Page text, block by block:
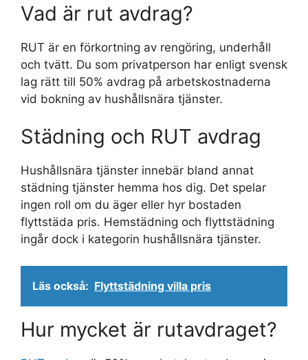
Vad är rut avdrag?
RUT är en förkortning av rengöring, underhåll
och tvätt. Du som privatperson har enligt svensk
lag rätt till 50% avdrag på arbetskostnaderna
vid bokning av hushållsnära tjänster.
Städning och RUT avdrag
Hushållsnära tjänster innebär bland annat
städning tjänster hemma hos dig. Det spelar
ingen roll om du äger eller hyr bostaden
flyttstäda pris. Hemstädning och flyttstädning
ingår dock i kategorin hushållsnära tjänster.
Läs också: Flyttstädning villa pris
Hur mycket är rutavdraget?